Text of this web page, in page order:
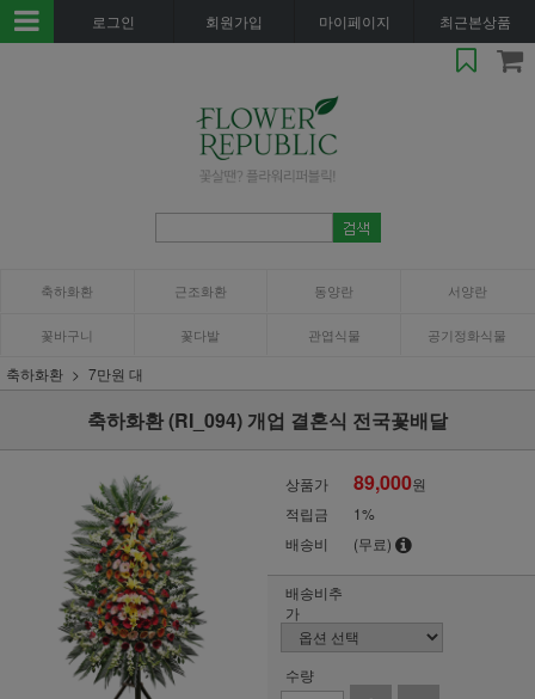
로그인 회원가입 마이페이지 최근본상품
축하화환 근조화환 동양란 서양란
꽃바구니 꽃다발 관엽식물 공기정화식물
축하화환 7만원 대
축하화환 (RI_094) 개업 결혼식 전국꽃배달
상품가 89,000원
적립금
1%
배송비
(무료)
배송비추
가
수량